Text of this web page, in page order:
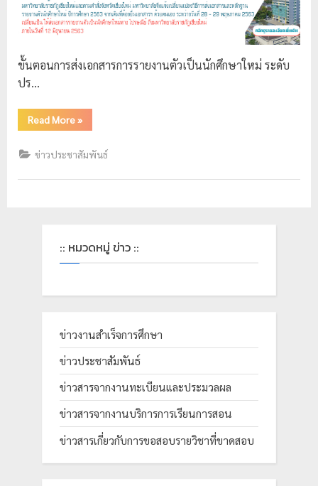
ม
ผ
ภั
เ
ชี
ย
ง
ใ
ขั้นตอนการส่งเอกสารการรายงานตัวเป็นนักศึกษาใหม่ ระดับ
ปร…
Read More»
ข่าวประชาสัมพันธ์
:: หมวดหมู่ ข่าว ::
ข่าวงานสำเร็จการศึกษา
ข่าวประชาสัมพันธ์
ข่าวสารจากงานทะเบียนและประมวลผล
ข่าวสารจากงานบริการการเรียนการสอน
ข่าวสารเกี่ยวกับการขอสอบรายวิชาที่ขาดสอบ